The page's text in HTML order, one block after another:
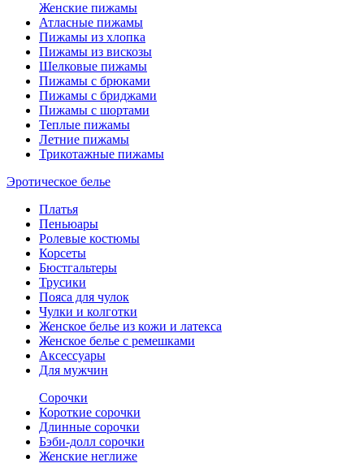
Женские пижамы
Атласные пижамы
Пижамы из хлопка
Пижамы из вискозы
Шелковые пижамы
Пижамы с брюками
Пижамы с бриджами
Пижамы с шортами
Теплые пижамы
Летние пижамы
Трикотажные пижамы
Эротическое белье
Платья
Пеньюары
Ролевые костюмы
Корсеты
Бюстгальтеры
Трусики
Пояса для чулок
Чулки и колготки
Женское белье из кожи и латекса
Женское белье с ремешками
Аксессуары
Для мужчин
Сорочки
Короткие сорочки
Длинные сорочки
Бэби-долл сорочки
Женские неглиже